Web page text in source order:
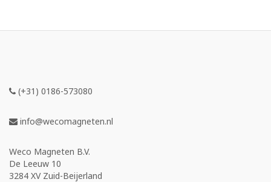
(+31) 0186-573080
info@wecomagneten.nl
Weco Magneten B.V.
De Leeuw 10
3284 XV Zuid-Beijerland